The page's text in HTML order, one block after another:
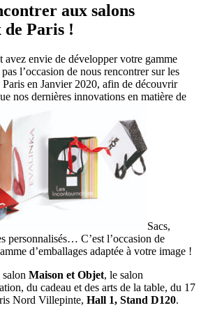
aux salons
Paris !
avez envie de développer votre gamme
l’occasion de nous rencontrer sur les
en Janvier 2020, afin de découvrir
nos dernières innovations en matière de
Sacs,
personnalisés… C’est l’occasion de
d’emballages adaptée à votre image !
salon Maison et Objet, le salon
du cadeau et des arts de la table, du 17
Nord Villepinte, Hall 1, Stand D120.